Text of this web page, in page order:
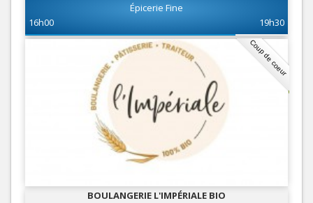
Épicerie Fine
16h00
19h30
Coup de coeur
BOULANGERIE L'IMPÉRIALE BIO